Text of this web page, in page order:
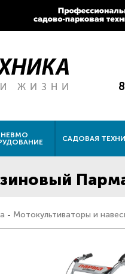
САДОВАЯ
- Мотокультиваторы и